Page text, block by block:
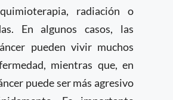
radiación o
En algunos casos, las
pueden vivir muchos
mientras que, en
puede ser más agresivo